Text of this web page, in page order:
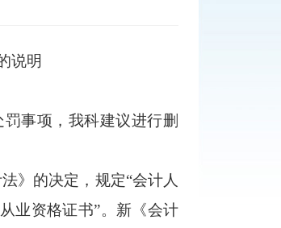
说明
事项，我科建议进行删
》的决定，规定“会计人
业资格证书”。新《会计